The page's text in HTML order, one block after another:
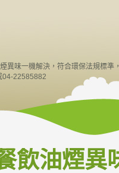
異味一機解決，符合環保法規標
04-22585882
飲油煙